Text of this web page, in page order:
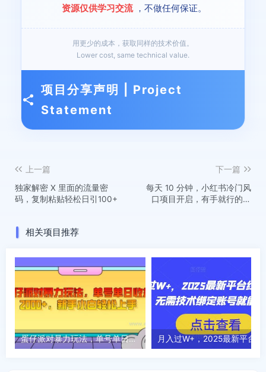
资源仅供学习交流 ，不做任何保证。
用更少的成本，获取同样的技术价值。
Lower cost, same technical value.
项目分享声明 | Project
Statement
上一篇
独家解密 X 里面的流量密
码，复制粘贴轻松日引100+
下一篇
每天 10 分钟，小红书冷门风
口项目开启，有手就行的搬
相关项目推荐
蛋仔派对暴力玩法，单号单日收益2000+，新手小白轻松上手